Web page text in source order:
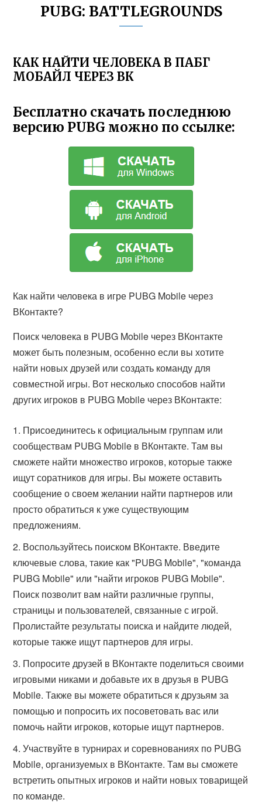
PUBG: BATTLEGROUNDS
КАК НАЙТИ ЧЕЛОВЕКА В ПАБГ
МОБАЙЛ ЧЕРЕЗ ВК
Бесплатно скачать последнюю
версию PUBG можно по ссылке:
Как найти человека в игре PUBG Mobile через
ВКонтакте?
Поиск человека в PUBG Mobile через ВКонтакте
может быть полезным, особенно если вы хотите
найти новых друзей или создать команду для
совместной игры. Вот несколько способов найти
других игроков в PUBG Mobile через ВКонтакте:
Присоединитесь к официальным группам или
сообществам PUBG Mobile в ВКонтакте. Там вы
сможете найти множество игроков, которые также
ищут соратников для игры. Вы можете оставить
сообщение о своем желании найти партнеров или
просто обратиться к уже существующим
предложениям.
Воспользуйтесь поиском ВКонтакте. Введите
ключевые слова, такие как "PUBG Mobile", "команда
PUBG Mobile" или "найти игроков PUBG Mobile".
Поиск позволит вам найти различные группы,
страницы и пользователей, связанные с игрой.
Пролистайте результаты поиска и найдите людей,
которые также ищут партнеров для игры.
Попросите друзей в ВКонтакте поделиться своими
игровыми никами и добавьте их в друзья в PUBG
Mobile. Также вы можете обратиться к друзьям за
помощью и попросить их посоветовать вас или
помочь найти игроков, которые ищут партнеров.
Участвуйте в турнирах и соревнованиях по PUBG
Mobile, организуемых в ВКонтакте. Там вы сможете
встретить опытных игроков и найти новых товарищей
по команде.